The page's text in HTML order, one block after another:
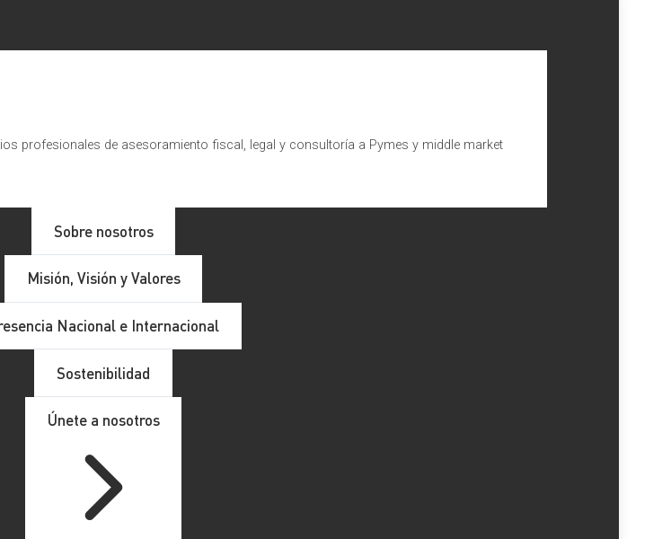
profesionales de asesoramiento fiscal, legal y consultoría a Pymes y middle market
Sobre nosotros
Misión, Visión y Valores
Nacional e Internacional
Sostenibilidad
Únete a nosotros